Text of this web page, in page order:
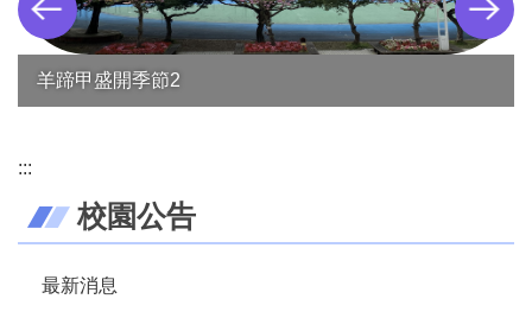
區
羊蹄甲盛開季節2
:::
校園公告
最新消息